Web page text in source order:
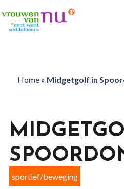
Home» Midgetgolf in
sportief/beweging